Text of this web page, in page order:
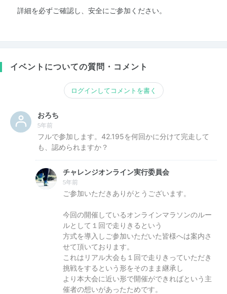
詳細を必ずご確認し、安全にご参加ください。
イベントについての質問・コメント
ログインしてコメントを書く
おろち
5年前
フルで参加します。42.195を何回かに分けて完走して
も、認められますか？
チャレンジオンライン実行委員会
5年前
ご参加いただきありがとうございます。
今回の開催しているオンラインマラソンのルー
ルとして１回で走りきるという
方式を導入しご参加いただいた皆様へは案内さ
せて頂いております。
これはリアル大会も１回で走りきっていただき
挑戦をするという形をそのまま継承し
より本大会に近い形で開催ができればという主
催者の想いがあったためです。